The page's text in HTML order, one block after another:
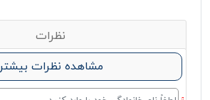
نظرات
مشاهده نظرات بیشتر